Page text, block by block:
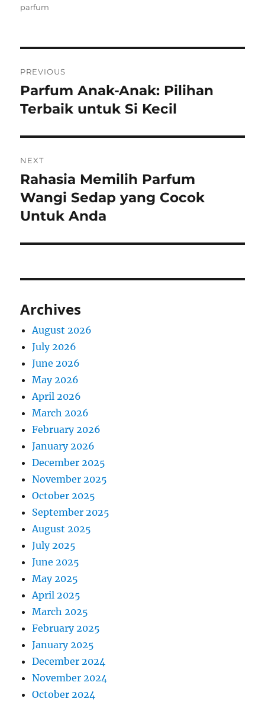
parfum
navigation
PREVIOUS
Previous
post:
Parfum Anak-Anak: Pilihan
Terbaik untuk Si Kecil
NEXT
Next
post:
Rahasia Memilih Parfum
Wangi Sedap yang Cocok
Untuk Anda
Archives
August 2026
July 2026
June 2026
May 2026
April 2026
March 2026
February 2026
January 2026
December 2025
November 2025
October 2025
September 2025
August 2025
July 2025
June 2025
May 2025
April 2025
March 2025
February 2025
January 2025
December 2024
November 2024
October 2024